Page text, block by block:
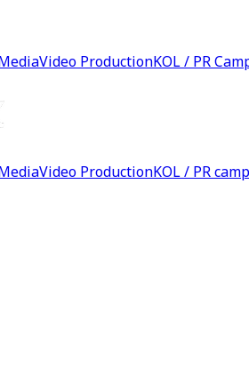
Video ProductionKOL / PR
Video ProductionKOL / PR